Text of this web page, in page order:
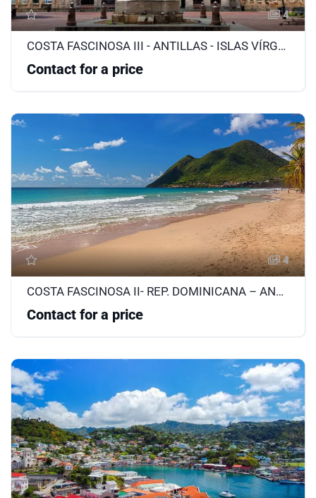
4
COSTA FASCINOSA III - ANTILLAS - ISLAS VÍRGENES
Contact for a price
4
COSTA FASCINOSA II- REP. DOMINICANA – ANTILLAS
Contact for a price